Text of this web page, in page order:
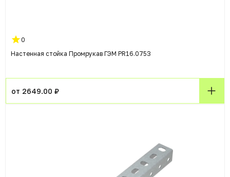
0
Настенная стойка Промрукав ГЭМ PR16.0753
от 2649.00 ₽